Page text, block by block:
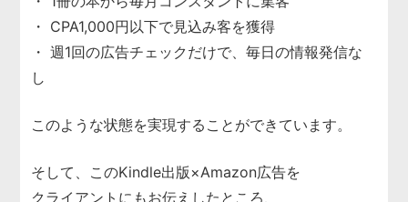
・ CPA1,000円以下で見込み客を獲得
・ 週1回の広告チェックだけで、毎日の情報発信な
し
このような状態を実現することができています。
そして、このKindle出版×Amazon広告を
クライアントにもお伝えしたところ、